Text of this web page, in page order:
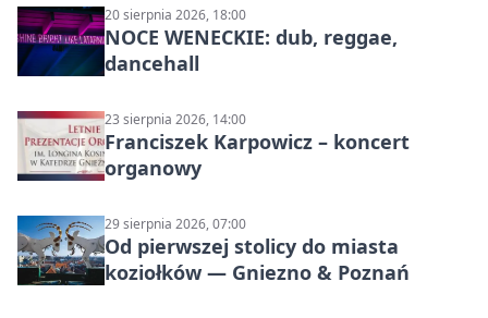
20 sierpnia 2026, 18:00
NOCE WENECKIE: dub, reggae,
dancehall
23 sierpnia 2026, 14:00
Franciszek Karpowicz – koncert
organowy
29 sierpnia 2026, 07:00
Od pierwszej stolicy do miasta
koziołków — Gniezno & Poznań